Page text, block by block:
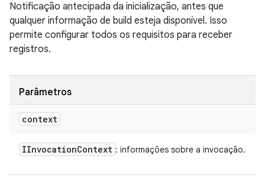
Notificação antecipada da inicialização, antes que
qualquer informação de build esteja disponível. Isso
permite configurar todos os requisitos para receber
registros.
Parâmetros
context
IInvocationContext : informações sobre a invocação.